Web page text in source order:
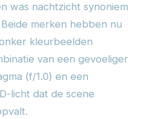
was nachtzicht synoniem
merken hebben nu
kleurbeelden
van een gevoeliger
(f/1.0) en een
licht dat de scene